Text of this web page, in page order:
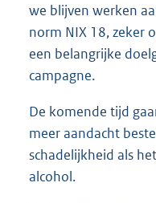
we blijven werken
norm NIX 18, zeker
een belangrijke
campagne.
De komende tijd
meer aandacht
schadelijkheid als
alcohol.